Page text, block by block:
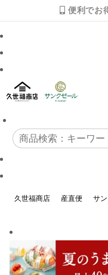
便利でお
久世福商店 産直便 サ